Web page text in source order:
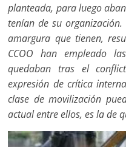
planteada, para luego
tenían de su
amargura que tienen,
CCOO han empleado
quedaban tras el
expresión de crítica
clase de movilización
actual entre ellos, es la de